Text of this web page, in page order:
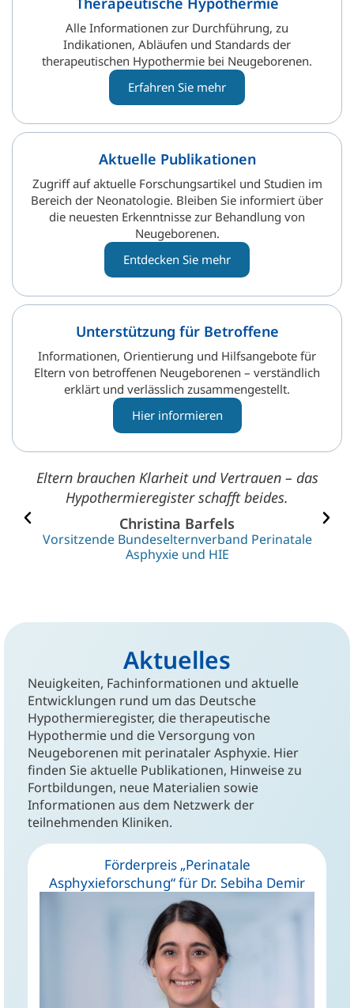
Alle Informationen zur Durchführung, zu
Indikationen, Abläufen und Standards der
therapeutischen Hypothermie bei Neugeborenen.
Erfahren Sie mehr
Aktuelle Publikationen
Zugriff auf aktuelle Forschungsartikel und Studien im
Bereich der Neonatologie. Bleiben Sie informiert über
die neuesten Erkenntnisse zur Behandlung von
Neugeborenen.
Entdecken Sie mehr
Unterstützung für Betroffene
Informationen, Orientierung und Hilfsangebote für
Eltern von betroffenen Neugeborenen – verständlich
erklärt und verlässlich zusammengestellt.
Hier informieren
Eltern brauchen Klarheit und Vertrauen – das
Hypothermieregister schafft beides.
Christina Barfels
Vorsitzende Bundeselternverband Perinatale
Asphyxie und HIE
Aktuelles
Neuigkeiten, Fachinformationen und aktuelle
Entwicklungen rund um das Deutsche
Hypothermieregister, die therapeutische
Hypothermie und die Versorgung von
Neugeborenen mit perinataler Asphyxie. Hier
finden Sie aktuelle Publikationen, Hinweise zu
Fortbildungen, neue Materialien sowie
Informationen aus dem Netzwerk der
teilnehmenden Kliniken.
Förderpreis „Perinatale
Asphyxieforschung“ für Dr. Sebiha Demir